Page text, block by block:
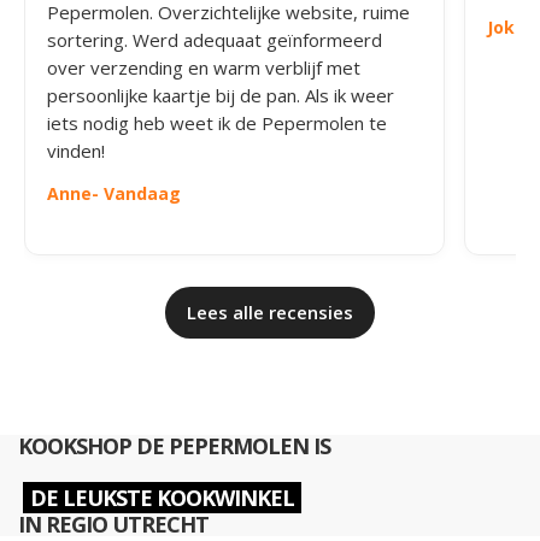
Pepermolen. Overzichtelijke website, ruime
sortering. Werd adequaat geïnformeerd
over verzending en warm verblijf met
persoonlijke kaartje bij de pan. Als ik weer
iets nodig heb weet ik de Pepermolen te
vinden!
Anne- Vandaag
Joke
Lees alle recensies
KOOKSHOP DE PEPERMOLEN IS
DE LEUKSTE KOOKWINKEL
IN REGIO UTRECHT